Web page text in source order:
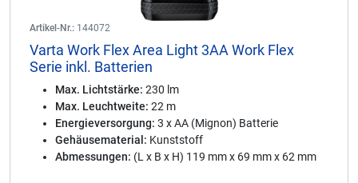
Artikel-Nr.: 144072
Varta Work Flex Area Light 3AA Work Flex
Serie inkl. Batterien
Max. Lichtstärke: 230 lm
Max. Leuchtweite: 22 m
Energieversorgung: 3 x AA (Mignon) Batterie
Gehäusematerial: Kunststoff
Abmessungen: (L x B x H) 119 mm x 69 mm x 62 mm